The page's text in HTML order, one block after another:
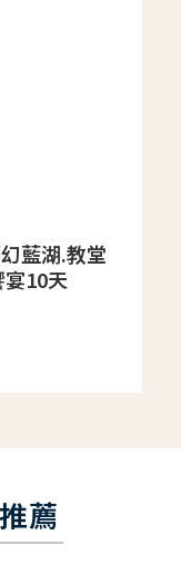
藍湖.教堂
10天
薦